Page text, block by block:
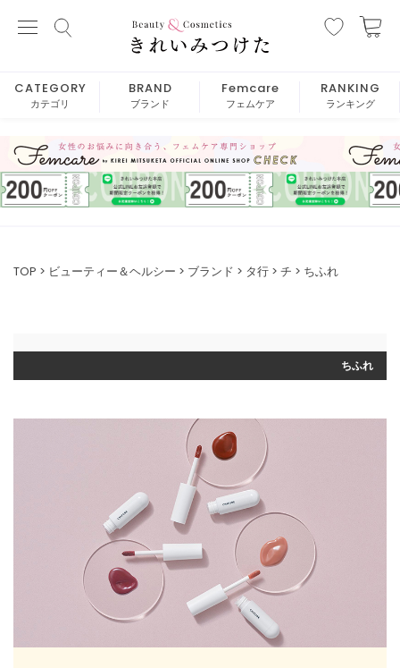
CATEGORY
カテゴリ
BRAND
ブランド
Femcare
フェムケア
RANKING
ランキング
TOP ビューティー＆ヘルシー ブランド タ行 チ ちふれ
ちふれ